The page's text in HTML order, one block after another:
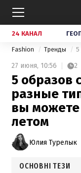
24 КАНАЛ
Fashion Тренды
27 июня, 10:56 2
5 образов
разные
вы можете
летом
Юлия Турелык
ОСНОВНІ ТЕЗИ